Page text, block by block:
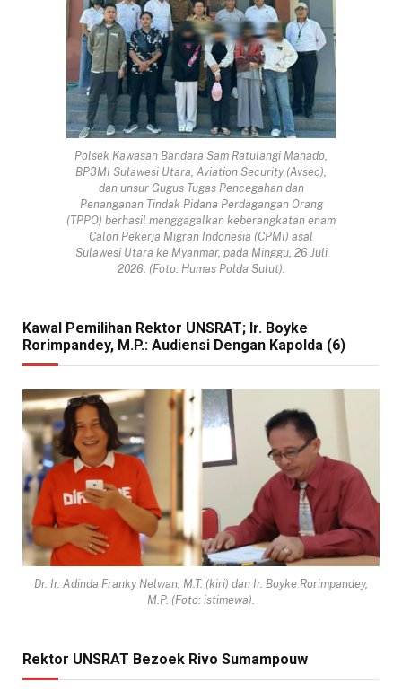
Polsek Kawasan Bandara Sam Ratulangi Manado,
BP3MI Sulawesi Utara, Aviation Security (Avsec),
dan unsur Gugus Tugas Pencegahan dan
Penanganan Tindak Pidana Perdagangan Orang
(TPPO) berhasil menggagalkan keberangkatan enam
Calon Pekerja Migran Indonesia (CPMI) asal
Sulawesi Utara ke Myanmar, pada Minggu, 26 Juli
2026. (Foto: Humas Polda Sulut).
Kawal Pemilihan Rektor UNSRAT; Ir. Boyke
Rorimpandey, M.P.: Audiensi Dengan Kapolda (6)
Dr. Ir. Adinda Franky Nelwan, M.T. (kiri) dan Ir. Boyke Rorimpandey,
M.P. (Foto: istimewa).
Rektor UNSRAT Bezoek Rivo Sumampouw